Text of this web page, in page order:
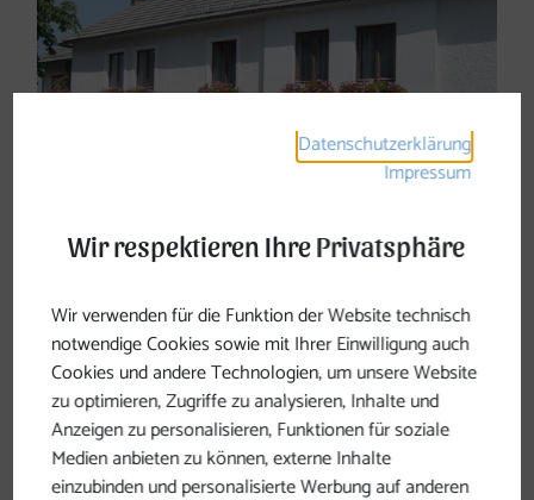
Neuer Pächter für den Gasthof
Schwarz
Gasthof Schwarz
Datenschutzerklärung
Impressum
Wir respektieren Ihre Privatsphäre
Wir verwenden für die Funktion der Website technisch
notwendige Cookies sowie mit Ihrer Einwilligung auch
Cookies und andere Technologien, um unsere Website
zu optimieren, Zugriffe zu analysieren, Inhalte und
Anzeigen zu personalisieren, Funktionen für soziale
Medien anbieten zu können, externe Inhalte
einzubinden und personalisierte Werbung auf anderen